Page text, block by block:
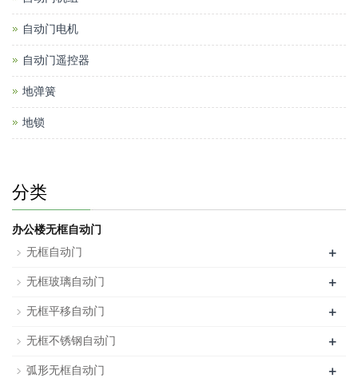
自动门电机
自动门遥控器
地弹簧
地锁
分类
办公楼无框自动门
无框自动门
+
无框玻璃自动门 +
无框平移自动门 +
无框不锈钢自动门 +
弧形无框自动门 +